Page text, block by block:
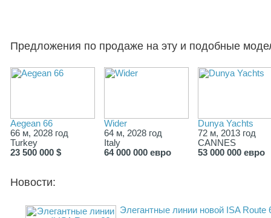
Предложения по продаже на эту и подобные
Aegean 66
66 м, 2028 год
Turkey
23 500 000 $
Wider
64 м, 2028 год
Italy
64 000 000 евро
Dunya Yachts
72 м, 2013 год
CANNES
53 000 000 евро
Новости:
Элегантные линии новой ISA Route